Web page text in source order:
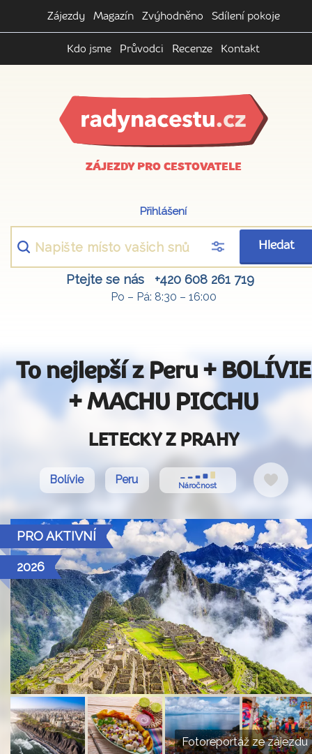
Zájezdy Magazín Zvýhodněno Sdílení pokoje
Kdo jsme Průvodci Recenze Kontakt
ZÁJEZDY PRO CESTOVATELE
Přihlášení
Hledat
Ptejte se nás +420 608 261 719
Po – Pá: 8:30 – 16:00
To nejlepší z Peru + BOLÍVIE
+ MACHU PICCHU
LETECKY Z PRAHY
Bolívie Peru Náročnost
Do
PRO AKTIVNÍ
2026
Fotoreportáž ze zájezdu